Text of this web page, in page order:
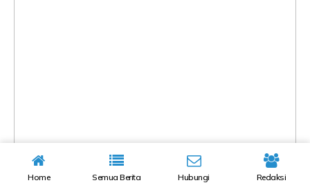
Home Semua Berita Hubungi Redaksi